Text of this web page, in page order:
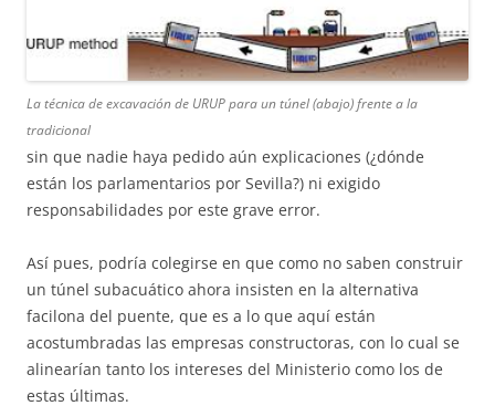
La técnica de excavación de URUP para un túnel (abajo) frente a la
tradicional
sin que nadie haya pedido aún explicaciones (¿dónde
están los parlamentarios por Sevilla?) ni exigido
responsabilidades por este grave error.
Así pues, podría colegirse en que como no saben construir
un túnel subacuático ahora insisten en la alternativa
facilona del puente, que es a lo que aquí están
acostumbradas las empresas constructoras, con lo cual se
alinearían tanto los intereses del Ministerio como los de
estas últimas.